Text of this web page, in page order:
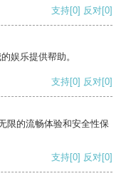
支持[0] 反对[0]
娱乐提供帮助。
支持[0] 反对[0]
限的流畅体验和安全性保
支持[0] 反对[0]